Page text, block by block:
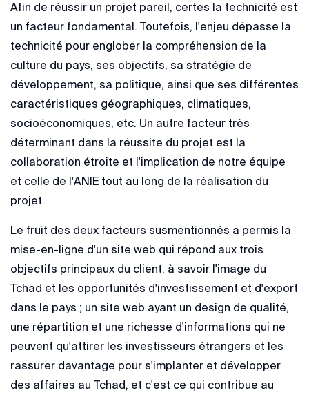
Afin de réussir un projet pareil, certes la technicité est
un facteur fondamental. Toutefois, l'enjeu dépasse la
technicité pour englober la compréhension de la
culture du pays, ses objectifs, sa stratégie de
développement, sa politique, ainsi que ses différentes
caractéristiques géographiques, climatiques,
socioéconomiques, etc. Un autre facteur très
déterminant dans la réussite du projet est la
collaboration étroite et l'implication de notre équipe
et celle de l'ANIE tout au long de la réalisation du
projet.
Le fruit des deux facteurs susmentionnés a permis la
mise-en-ligne d'un site web qui répond aux trois
objectifs principaux du client, à savoir l'image du
Tchad et les opportunités d'investissement et d'export
dans le pays ; un site web ayant un design de qualité,
une répartition et une richesse d'informations qui ne
peuvent qu'attirer les investisseurs étrangers et les
rassurer davantage pour s'implanter et développer
des affaires au Tchad, et c'est ce qui contribue au